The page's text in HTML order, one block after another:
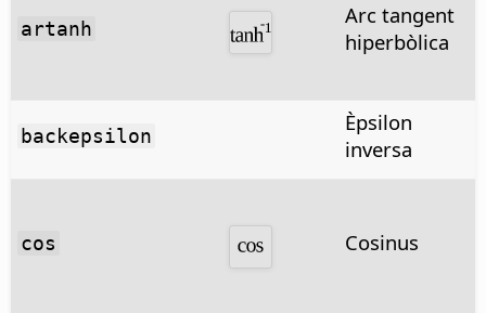
artanh
Arc tangent
hiperbòlica
backepsilon
Èpsilon
inversa
cos Cosinus